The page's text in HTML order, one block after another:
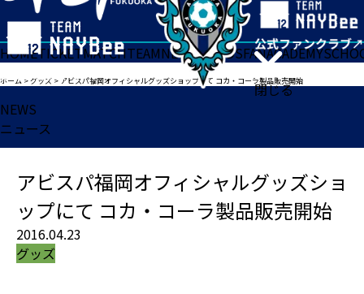
閉じる
HOMETICKETMATCHTEAMNEWSGOODSFANACADEMY
ホーム >グッズ > アビスパ福岡オフィシャルグッズショップにて コカ・コーラ製品販売開始
NEWS
ニュース
アビスパ福岡オフィシャルグッズショ
ップにて コカ・コーラ製品販売開始
2016.04.23
グッズ